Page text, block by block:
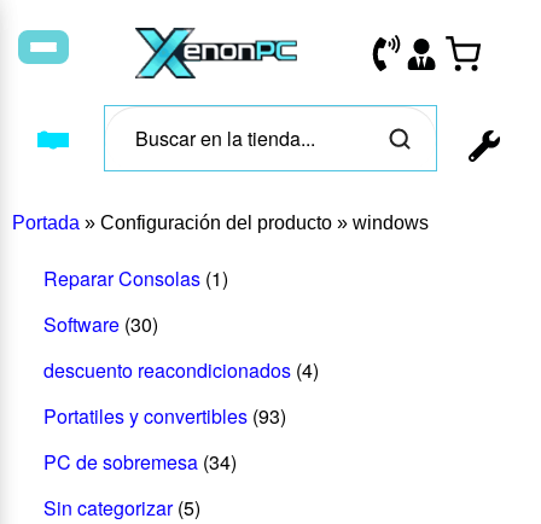
Portada » Configuración del producto » windows
Reparar Consolas (1)
Software (30)
descuento reacondicionados (4)
Portatiles y convertibles (93)
PC de sobremesa (34)
Sin categorizar (5)